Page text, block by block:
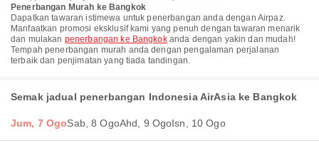
Penerbangan Murah ke Bangkok
Dapatkan tawaran istimewa untuk penerbangan anda dengan Airpaz.
Manfaatkan promosi eksklusif kami yang penuh dengan tawaran menarik
dan mulakan penerbangan ke Bangkokanda dengan yakin dan mudah!
Tempah penerbangan murah anda dengan pengalaman perjalanan
terbaik dan penjimatan yang tiada tandingan.
Semak jadual penerbangan Indonesia AirAsia ke Bangkok
Jum, 7 OgoSab, 8 OgoAhd, 9 OgoIsn, 10 Ogo